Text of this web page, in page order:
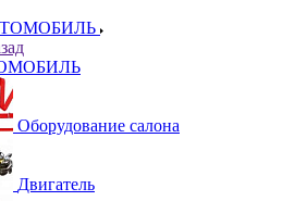
Оборудование салона
Двигатель